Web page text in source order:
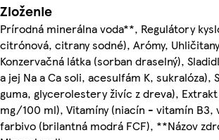
Zloženie
Prírodná minerálna voda**, Regulátory
citrónová, citrany sodné), Arómy,
Konzervačná látka (sorban draselný),
a jej Na a Ca soli, acesulfám K, sukralóza),
guma, glycerolestery živíc z dreva),
mg/100 ml), Vitamíny (niacín - vitamín B3,
farbivo (brilantná modrá FCF), **Názov